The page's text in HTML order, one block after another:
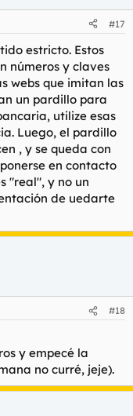
#17
estricto. Estos
números y claves
webs que imitan las
un pardillo para
utilize esas
Luego, el pardillo
, y se queda con
en contacto
"real", y no un
de uedarte
#18
y empecé la
no curré, jeje).